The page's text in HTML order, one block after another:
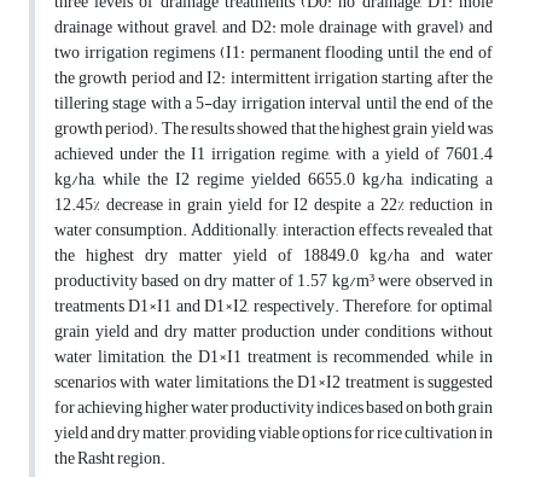
drainage without gravel, and D2: mole drainage with gravel) and
two irrigation regimens (I1: permanent flooding until the end of
the growth period and I2: intermittent irrigation starting after the
tillering stage with a 5-day irrigation interval until the end of the
growth period). The results showed that the highest grain yield was
achieved under the I1 irrigation regime, with a yield of 7601.4
kg/ha, while the I2 regime yielded 6655.0 kg/ha, indicating a
12.45% decrease in grain yield for I2 despite a 22% reduction in
water consumption. Additionally, interaction effects revealed that
the highest dry matter yield of 18849.0 kg/ha and water
productivity based on dry matter of 1.57 kg/m³ were observed in
treatments D1×I1 and D1×I2, respectively. Therefore, for optimal
grain yield and dry matter production under conditions without
water limitation, the D1×I1 treatment is recommended, while in
scenarios with water limitations, the D1×I2 treatment is suggested
for achieving higher water productivity indices based on both grain
yield and dry matter, providing viable options for rice cultivation in
the Rasht region.